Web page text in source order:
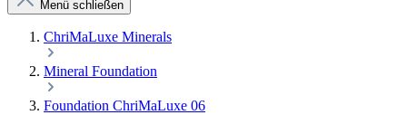
Menü schließen
ChriMaLuxe Minerals
Mineral Foundation
Foundation ChriMaLuxe 06